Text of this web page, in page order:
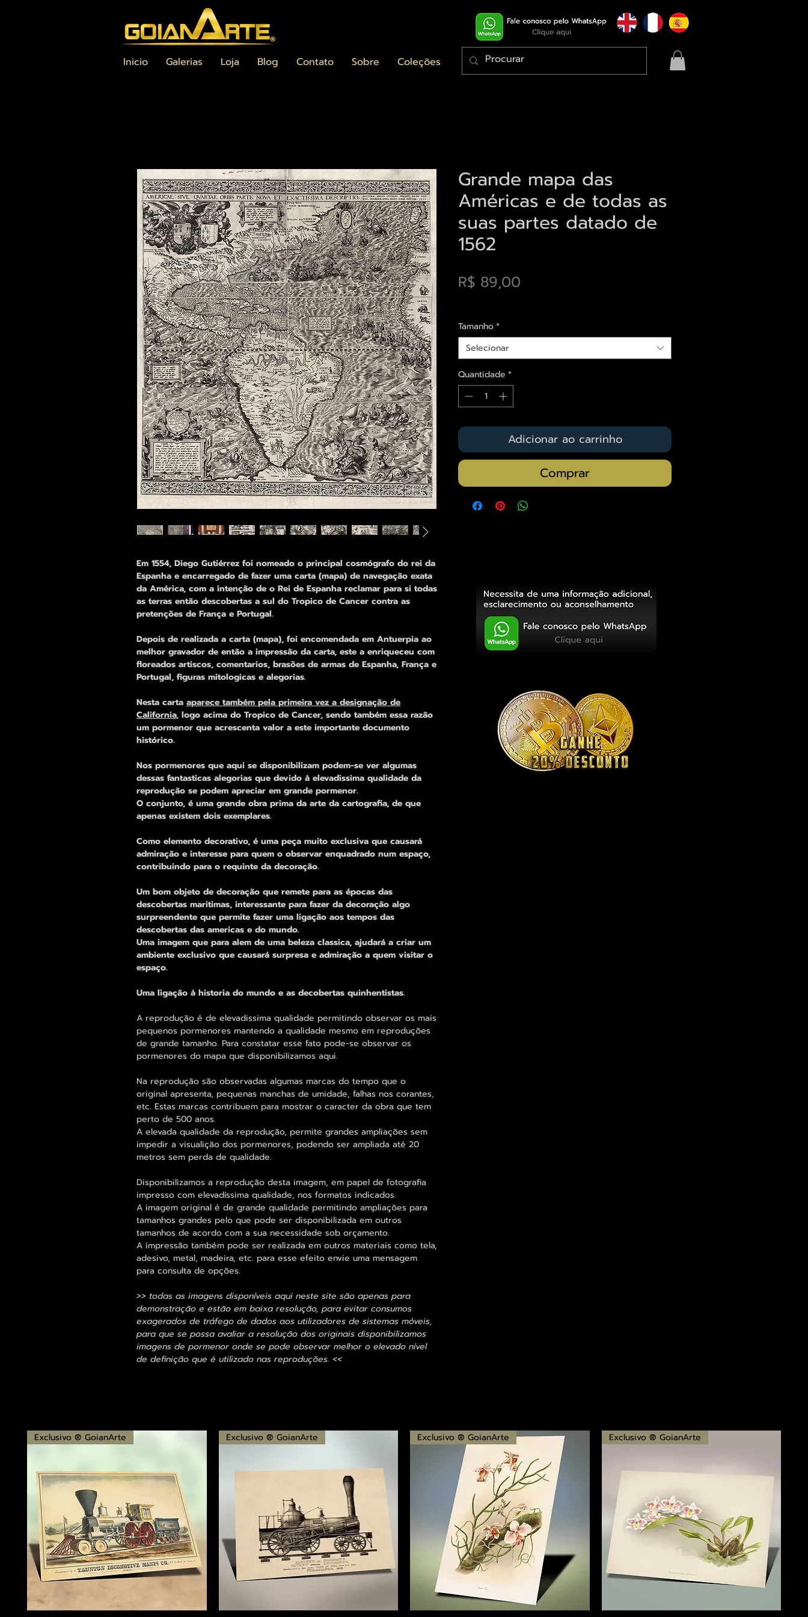
Inicio Galerias Loja Blog Contato Sobre Coleções
Em 1554, Diego Gutiérrez foi nomeado o principal cosmógrafo do rei da
Espanha e encarregado de fazer uma carta (mapa) de navegação exata
da América, com a intenção de o Rei de Espanha reclamar para si todas
as terras então descobertas a sul do Tropico de Cancer contra as
pretenções de França e Portugal.
Depois de realizada a carta (mapa), foi encomendada em Antuerpia ao
melhor gravador de então a impressão da carta, este a enriqueceu com
floreados artiscos, comentarios, brasões de armas de Espanha, França e
Portugal, figuras mitologicas e alegorias.
Nesta carta aparece também pela primeira vez a designação de
California, logo acima do Tropico de Cancer, sendo também essa razão
um pormenor que acrescenta valor a este importante documento
histórico.
Nos pormenores que aqui se disponibilizam podem-se ver algumas
dessas fantasticas alegorias que devido à elevadissima qualidade da
reprodução se podem apreciar em grande pormenor.
O conjunto, é uma grande obra prima da arte da cartografia, de que
apenas existem dois exemplares.
Como elemento decorativo, é uma peça muito exclusiva que causará
admiração e interesse para quem o observar enquadrado num espaço,
contribuindo para o requinte da decoração.
Um bom objeto de decoração que remete para as épocas das
descobertas maritimas, interessante para fazer da decoração algo
surpreendente que permite fazer uma ligação aos tempos das
descobertas das americas e do mundo.
Uma imagem que para alem de uma beleza classica, ajudará a criar um
ambiente exclusivo que causará surpresa e admiração a quem visitar o
espaço.
Uma ligação à historia do mundo e as decobertas quinhentistas.
A reprodução é de elevadissima qualidade permitindo observar os mais
pequenos pormenores mantendo a qualidade mesmo em reproduções
de grande tamanho. Para constatar esse fato pode-se observar os
pormenores do mapa que disponibilizamos aqui.
Na reprodução são observadas algumas marcas do tempo que o
original apresenta, pequenas manchas de umidade, falhas nos corantes,
etc. Estas marcas contribuem para mostrar o caracter da obra que tem
perto de 500 anos.
A elevada qualidade da reprodução, permite grandes ampliações sem
impedir a visualição dos pormenores, podendo ser ampliada até 20
metros sem perda de qualidade.
Disponibilizamos a reprodução desta imagem, em papel de fotografia
impresso com elevadíssima qualidade, nos formatos indicados.
A imagem original é de grande qualidade permitindo ampliações para
tamanhos grandes pelo que pode ser disponibilizada em outros
tamanhos de acordo com a sua necessidade sob orçamento.
A impressão também pode ser realizada em outros materiais como tela,
adesivo, metal, madeira, etc. para esse efeito envie uma mensagem
para consulta de opções.
>> todas as imagens disponíveis aqui neste site são apenas para
demonstração e estão em baixa resolução, para evitar consumos
exagerados de tráfego de dados aos utilizadores de sistemas móveis,
para que se possa avaliar a resolução dos originais disponibilizamos
imagens de pormenor onde se pode observar melhor o elevado nível
de definição que é utilizado nas reproduções. <<
Grande mapa das
Américas e de todas as
suas partes datado de
1562
R$ 89,00
Tamanho*
Selecionar
Quantidade *
Adicionar ao carrinho
Comprar
Exclusivo ® GoianArte Exclusivo ® GoianArte Exclusivo ® GoianArte Exclusivo ® GoianArte